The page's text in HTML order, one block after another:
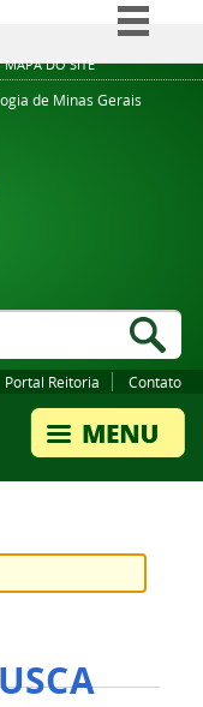
MAPA DO SITE
Simplifique!
BR
de Minas Gerais
Portal Reitoria Contato